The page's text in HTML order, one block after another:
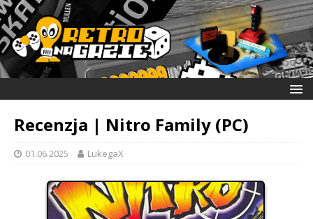
Recenzja | Nitro Family (PC)
01.06.2025 LukegaX